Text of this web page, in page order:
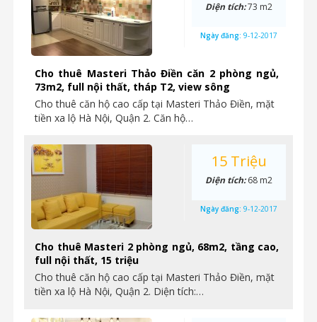
Cho thuê Masteri Thảo Điền căn 2 phòng ngủ,
73m2, full nội thất, tháp T2, view sông
Cho thuê căn hộ cao cấp tại Masteri Thảo Điền, mặt
tiền xa lộ Hà Nội, Quận 2. Căn hộ…
Diện tích:73 m2
Ngày đăng: 9-12-2017
Cho thuê Masteri 2 phòng ngủ, 68m2, tầng cao,
full nội thất, 15 triệu
Cho thuê căn hộ cao cấp tại Masteri Thảo Điền, mặt
tiền xa lộ Hà Nội, Quận 2. Diện tích:…
15 Triệu
Diện tích:68 m2
Ngày đăng: 9-12-2017